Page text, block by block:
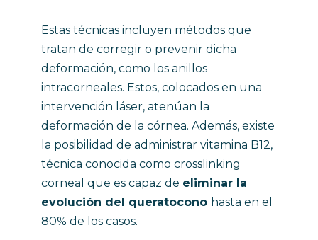
Estas técnicas incluyen métodos que
tratan de corregir o prevenir dicha
deformación, como los anillos
intracorneales. Estos, colocados en una
intervención láser, atenúan la
deformación de la córnea. Además, existe
la posibilidad de administrar vitamina B12,
técnica conocida como crosslinking
corneal que es capaz de eliminar la
evolución del queratocono hasta en el
80% de los casos.